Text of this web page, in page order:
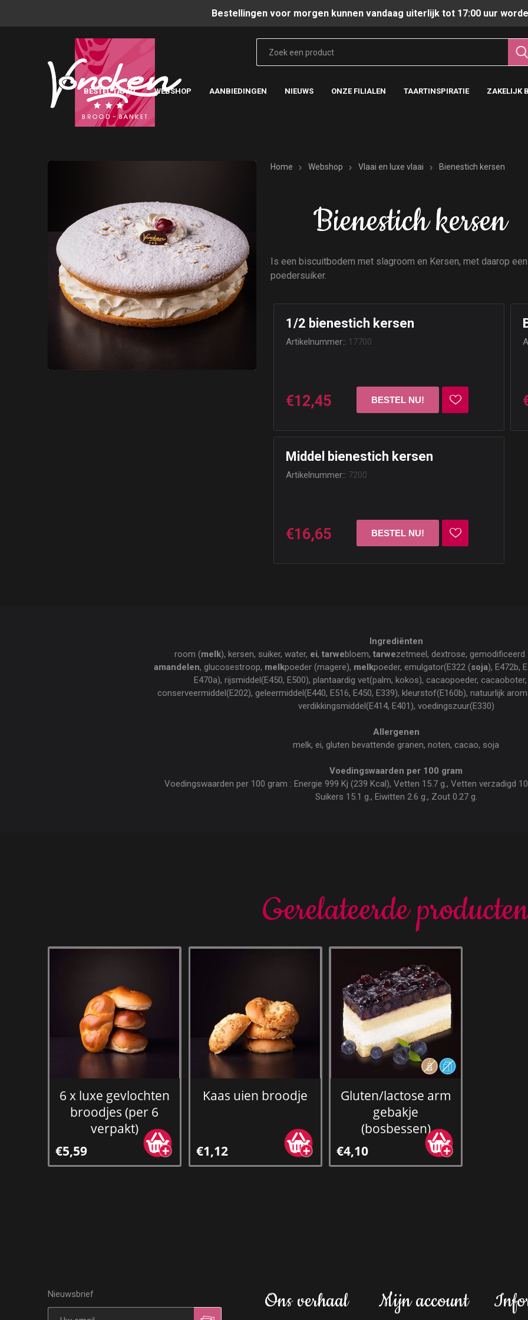
Bestellingen voor morgen kunnen vandaag uiterlijk tot 17:00 uur
BESTEL TAART WEBSHOP AANBIEDINGEN NIEUWS ONZE FILIALEN TAARTINSPIRATIE ZAKELIJK
Home Webshop Vlaai en luxe vlaai Bienestich kersen
Bienestich kersen
Is een biscuitbodem met slagroom en Kersen, met daarop
poedersuiker.
1/2 bienestich kersen
Artikelnummer:: 17700
€12,45
Middel bienestich kersen
Artikelnummer:: 7200
€16,65
Ingrediënten
room (melk), kersen, suiker, water, ei, tarwebloem, tarwezetmeel, dextrose, gemodificeerd
amandelen, glucosestroop, melkpoeder (magere), melkpoeder, emulgator(E322 (soja), E472b,
E470a), rijsmiddel(E450, E500), plantaardig vet(palm, kokos), cacaopoeder,
conserveermiddel(E202), geleermiddel(E440, E516, E450, E339), kleurstof(E160b), natuurlijk
verdikkingsmiddel(E414, E401), voedingszuur(E330)
Allergenen
melk, ei, gluten bevattende granen, noten, cacao, soja
Voedingswaarden per 100 gram
Voedingswaarden per 100 gram : Energie 999 Kj (239 Kcal), Vetten 15.7 g., Vetten verzadigd
Suikers 15.1 g., Eiwitten 2.6 g., Zout 0.27 g.
Gerelateerde
6 x luxe gevlochten
broodjes (per 6
verpakt)
€5,59
Kaas uien broodje
€1,12
Gluten/lactose arm
gebakje
(bosbessen)
€4,10
Nieuwsbrief Ons verhaal Mijn account